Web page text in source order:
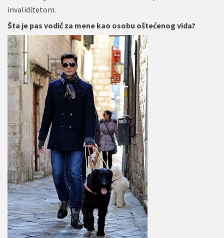
invaliditetom.
Šta je pas vodič za mene kao osobu oštećenog vida?